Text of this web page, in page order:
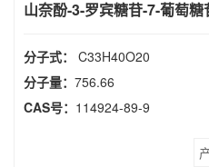
山奈酚-3-罗宾糖苷-7-葡萄糖
分子式： C33H40O20
分子量： 756.66
CAS号： 114924-89-9